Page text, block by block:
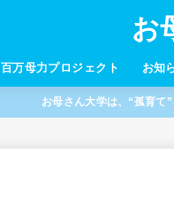
お
百万母力プロジェクト お知
お母さん大学は、“孤育て